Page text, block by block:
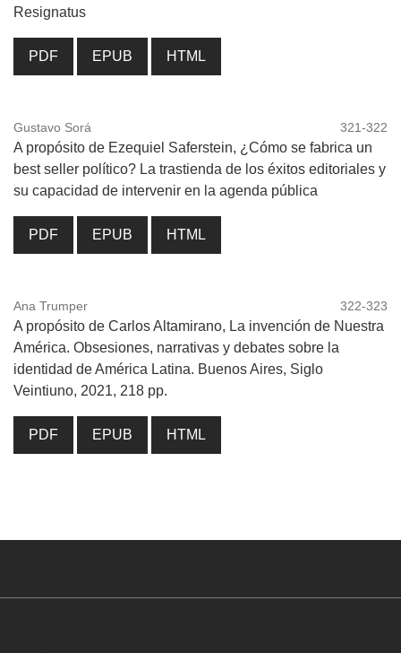
Resignatus
PDF EPUB HTML
Gustavo Sorá 321-322
A propósito de Ezequiel Saferstein, ¿Cómo se fabrica un
best seller político? La trastienda de los éxitos editoriales y
su capacidad de intervenir en la agenda pública
PDF EPUB HTML
Ana Trumper 322-323
A propósito de Carlos Altamirano, La invención de Nuestra
América. Obsesiones, narrativas y debates sobre la
identidad de América Latina. Buenos Aires, Siglo
Veintiuno, 2021, 218 pp.
PDF EPUB HTML